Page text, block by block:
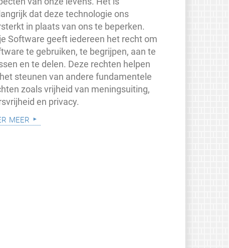
dat deze technologie ons
in plaats van ons te beperken.
Software geeft iedereen het recht om
te gebruiken, te begrijpen, aan te
en te delen. Deze rechten helpen
steunen van andere fundamentele
zoals vrijheid van meningsuiting,
en privacy.
meer